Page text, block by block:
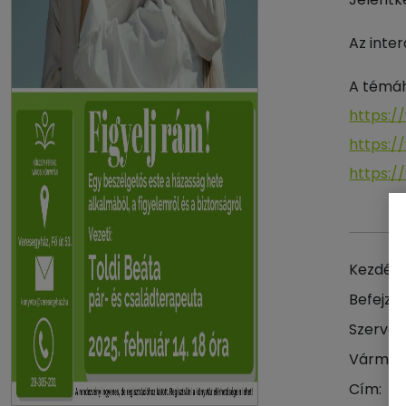
Az
A
https://
https://
Cím: